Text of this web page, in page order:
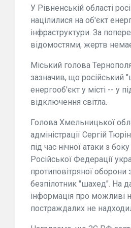
У Рівненській області
націлилися на об'єкт
інфраструктури. За
відомостями, жертв
Міський голова
зазначив, що російський
енергооб'єкт у місті -- у
відключення світла.
Голова Хмельницької
адміністрації Сергій
під час нічної атаки з
Російської Федерації
протиповітряної
безпілотник "шахед". На
інформація про можливі
постраждалих не